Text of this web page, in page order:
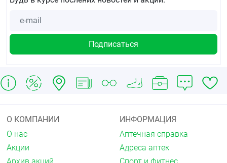
О КОМПАНИИ
О нас
Акции
ИНФОРМАЦИЯ
Аптечная справка
Адреса аптек